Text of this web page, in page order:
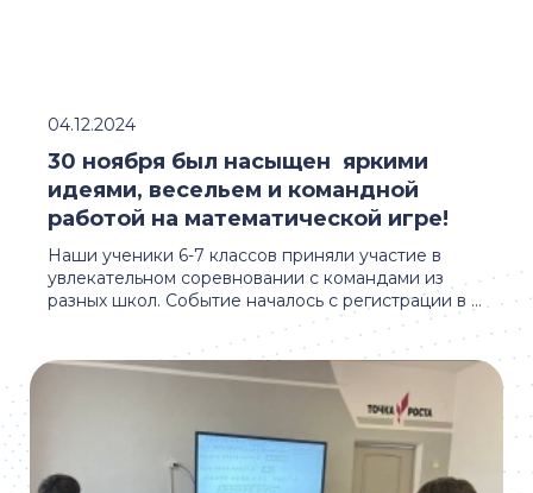
Наши ученики 6-7 классов приняли участие в
увлекательном соревновании с командами из
разных школ. Событие началось с регистрации в ...
30 ноября был насыщен яркими
идеями, весельем и командной
работой на математической игре!
04.12.2024